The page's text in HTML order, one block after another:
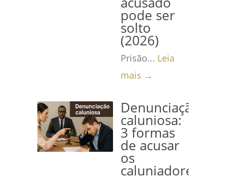
pode ser
solto
(2026)
Prisão... Leia
mais →
Denunciação
caluniosa:
3 formas
de acusar
os
caluniadores